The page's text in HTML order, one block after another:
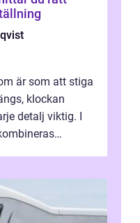
är som att stiga
klockan
detalj viktig. I